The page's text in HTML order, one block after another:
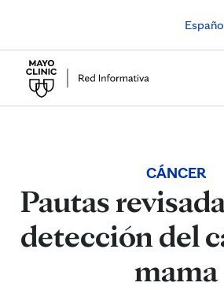
CÁNCER
Pautas
detección del
mama